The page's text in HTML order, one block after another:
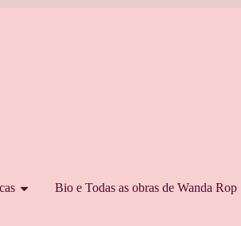
Bio e Todas as obras de Wanda Rop